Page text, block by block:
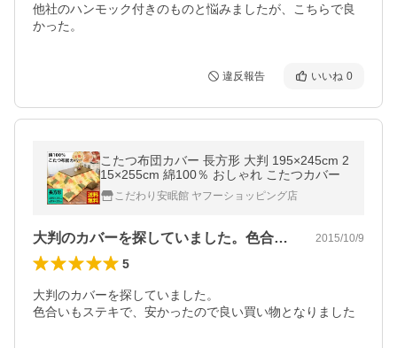
他社のハンモック付きのものと悩みましたが、こちらで良
かった。
違反報告 いいね 0
こたつ布団カバー 長方形 大判 195×245cm 2
15×255cm 綿100％ おしゃれ こたつカバー
こだわり安眠館 ヤフーショッピング店
大判のカバーを探していました。色合いも… 2015/10/9
5
大判のカバーを探していました。
色合いもステキで、安かったので良い買い物となりました